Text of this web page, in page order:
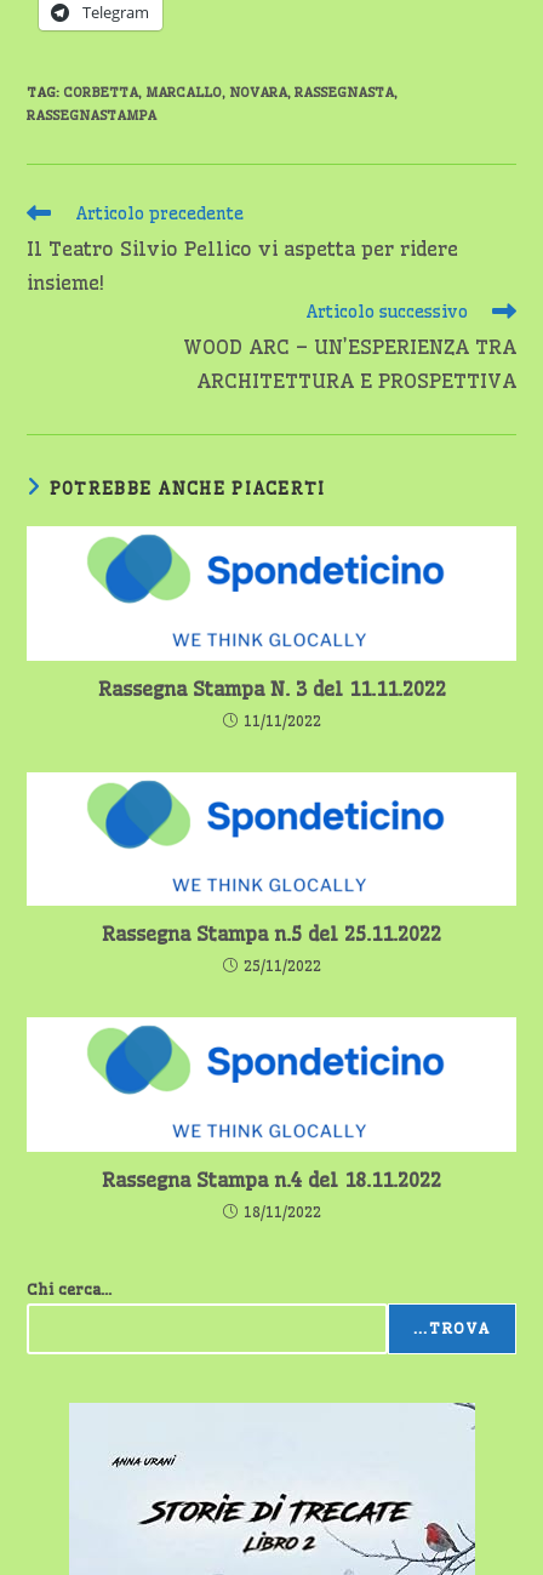
Telegram
TAG: CORBETTA, MARCALLO, NOVARA, RASSEGNASTA,
RASSEGNASTAMPA
Leggi
articoli
Articolo precedente
Il Teatro Silvio Pellico vi aspetta per ridere
insieme!
Articolo successivo
WOOD ARC – UN’ESPERIENZA TRA
ARCHITETTURA E PROSPETTIVA
POTREBBE ANCHE PIACERTI
Rassegna Stampa N. 3 del 11.11.2022
11/11/2022
Rassegna Stampa n.5 del 25.11.2022
25/11/2022
Rassegna Stampa n.4 del 18.11.2022
18/11/2022
Chi cerca...
...TROVA